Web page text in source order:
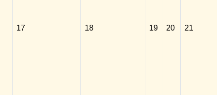
17 18 19 20 21